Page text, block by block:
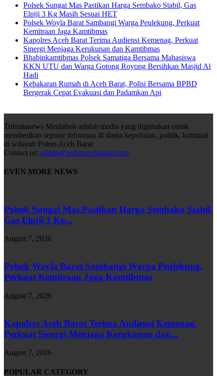
Polsek Sungai Mas Pastikan Harga Sembako Stabil, Gas
Elpiji 3 Kg Masih Sesuai HET
Polsek Woyla Barat Sambangi Warga Peulekung, Perkuat
Kemitraan Jaga Kamtibmas
Kapolres Aceh Barat Terima Audiensi Kemenag, Perkuat
Sinergi Menjaga Kerukunan dan Kamtibmas
Bhabinkamtibmas Polsek Samatiga Bersama Mahasiswa
KKN UTU dan Warga Gotong Royong Bersihkan Masjid Al
Hadi
Kebakaran Rumah di Aceh Barat, Polisi Bersama BPBD
Bergerak Cepat Evakuasi dan Padamkan Api
Tribratanews Meulaboh adalah media yang digunakan untuk
memberikan seputar informasi di dunia kepolisian, politik, kriminal
di wilayah Polres Aceh Barat
Contact us: admin@polresacehbarat.com
EVEN MORE NEWS
Polsek Sungai Mas Pastikan Harga Sembako Stabil,
Gas Elpiji 3 Kg...
August 7, 2026
Polsek Woyla Barat Sambangi Warga Peulekung,
Perkuat Kemitraan Jaga Kamtibmas
August 7, 2026
Kapolres Aceh Barat Terima Audiensi Kemenag,
Perkuat Sinergi Menjaga Kerukunan dan...
August 7, 2026
POPULAR CATEGORY